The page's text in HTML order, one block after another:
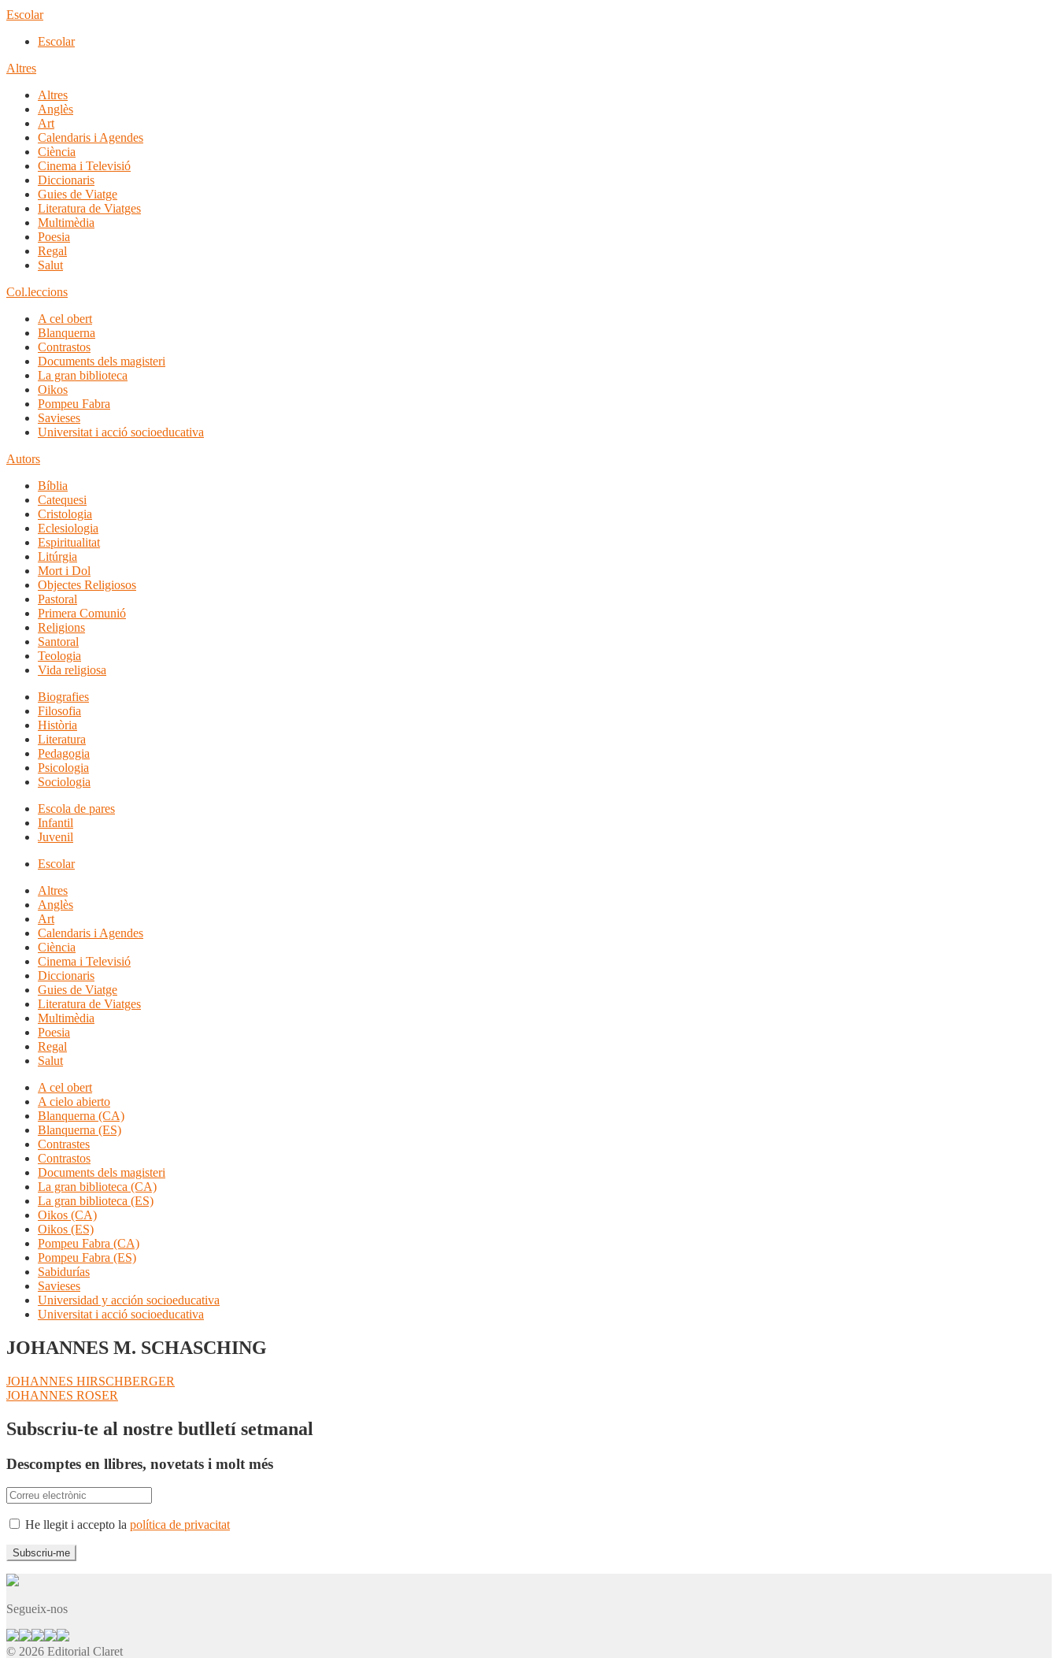
Escolar
Escolar
Altres
Altres
Anglès
Art
Calendaris i Agendes
Ciència
Cinema i Televisió
Diccionaris
Guies de Viatge
Literatura de Viatges
Multimèdia
Poesia
Regal
Salut
Col.leccions
A cel obert
Blanquerna
Contrastos
Documents dels magisteri
La gran biblioteca
Oikos
Pompeu Fabra
Savieses
Universitat i acció socioeducativa
Autors
Bíblia
Catequesi
Cristologia
Eclesiologia
Espiritualitat
Litúrgia
Mort i Dol
Objectes Religiosos
Pastoral
Primera Comunió
Religions
Santoral
Teologia
Vida religiosa
Biografies
Filosofia
Història
Literatura
Pedagogia
Psicologia
Sociologia
Escola de pares
Infantil
Juvenil
Escolar
Altres
Anglès
Art
Calendaris i Agendes
Ciència
Cinema i Televisió
Diccionaris
Guies de Viatge
Literatura de Viatges
Multimèdia
Poesia
Regal
Salut
A cel obert
A cielo abierto
Blanquerna (CA)
Blanquerna (ES)
Contrastes
Contrastos
Documents dels magisteri
La gran biblioteca (CA)
La gran biblioteca (ES)
Oikos (CA)
Oikos (ES)
Pompeu Fabra (CA)
Pompeu Fabra (ES)
Sabidurías
Savieses
Universidad y acción socioeducativa
Universitat i acció socioeducativa
JOHANNES M. SCHASCHING
Navegació
d'entrades
Entrada
anterior:
JOHANNES HIRSCHBERGER
Pròxima
JOHANNES ROSER
Subscriu-te al nostre butlletí setmanal
Descomptes en llibres, novetats i molt més
He llegit i accepto la política de privacitat
Segueix-nos
© 2026 Editorial Claret